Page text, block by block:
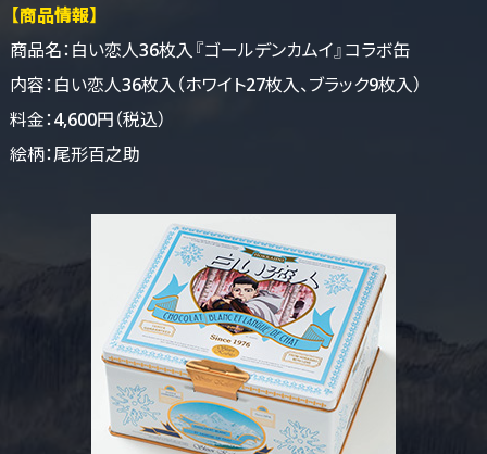
【商品情報】
商品名：白い恋人36枚入『ゴールデンカムイ』コラボ缶
内容：白い恋人36枚入（ホワイト27枚入、ブラック9枚入）
料金：4,600円（税込）
絵柄：尾形百之助